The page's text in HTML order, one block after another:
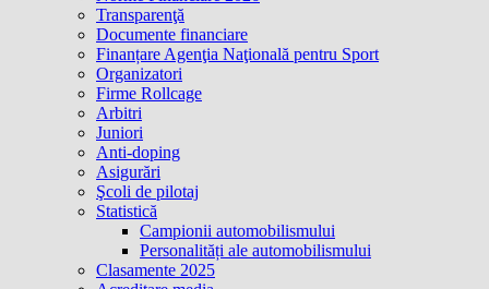
Transparenţă
Documente financiare
Finanțare Agenţia Naţională pentru Sport
Organizatori
Firme Rollcage
Arbitri
Juniori
Anti-doping
Asigurări
Şcoli de pilotaj
Statistică
Campionii automobilismului
Personalități ale automobilismului
Clasamente 2025